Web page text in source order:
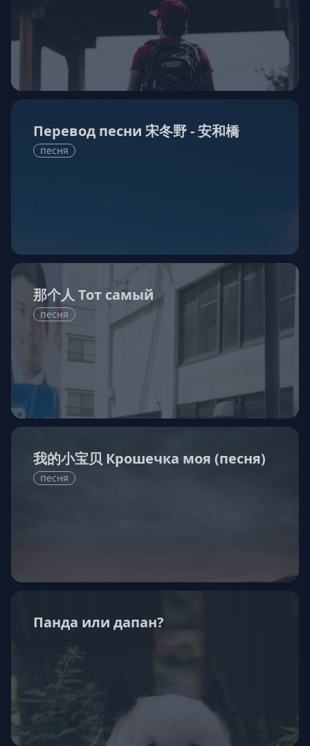
Перевод песни 宋冬野 - 安和橋
песня
那个人 Тот самый
песня
我的小宝贝 Крошечка моя (песня)
песня
Панда или дапан?